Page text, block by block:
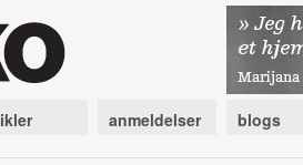
anmeldelser blogs